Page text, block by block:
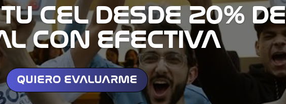
CEL DESDE 20% DE
CON EFECTIVA
QUIERO EVALUARME